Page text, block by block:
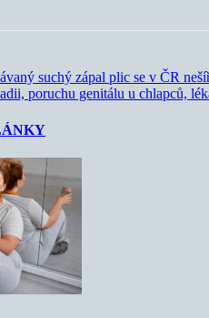
suchý zápal plic se v ČR
poruchu genitálu u chlapců,